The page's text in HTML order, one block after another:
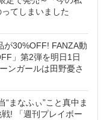
てしまいました
が30%OFF! FANZA動
」第2弾を明日1日
ンガールは田野憂さ
“まなふぃ”こと真中ま
! 「週刊プレイボー